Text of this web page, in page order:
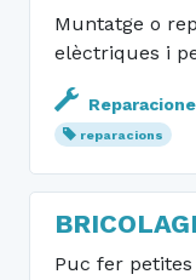
Muntatge o
elèctriques i
reparacions
Puc fer